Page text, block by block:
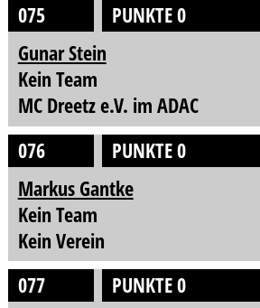
075
PUNKTE 0
Gunar Stein
Kein Team
MC Dreetz e.V. im ADAC
076
PUNKTE 0
Markus Gantke
Kein Team
Kein Verein
077
PUNKTE 0